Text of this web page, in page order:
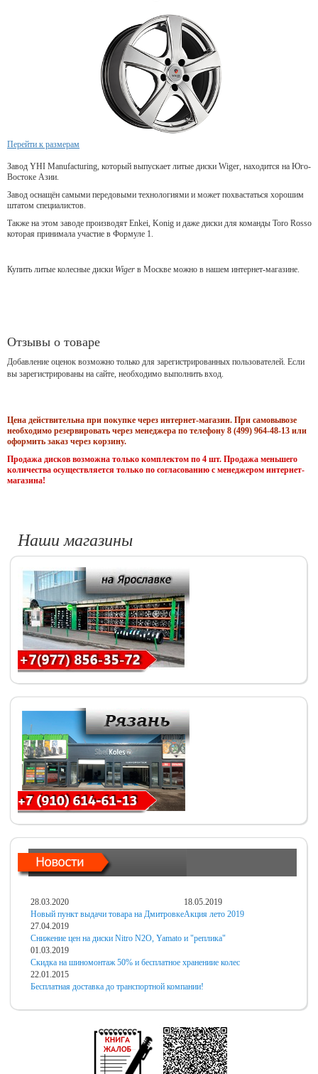
Перейти к размерам
Завод YHI Manufacturing, который выпускает литые диски Wiger, находится на Юго-
Востоке Азии.
Завод оснащён самыми передовыми технологиями и может похвастаться хорошим
штатом специалистов.
Также на этом заводе производят Enkei, Konig и даже диски для команды Toro Rosso
которая принимала участие в Формуле 1.
Купить литые колесные диски Wiger в Москве можно в нашем интернет-магазине.
Отзывы о товаре
Добавление оценок возможно только для зарегистрированных пользователей. Если
вы зарегистрированы на сайте, необходимо выполнить вход.
Цена действительна при покупке через интернет-магазин. При самовывозе
необходимо резервировать через менеджера по телефону 8 (499) 964-48-13 или
оформить заказ через корзину.
Продажа дисков возможна только комплектом по 4 шт. Продажа меньшего
количества осуществляется только по согласованию с менеджером интернет-
магазина!
Наши магазины
28.03.2020
Новый пункт выдачи товара на Дмитровке
18.05.2019
Акция лето 2019
27.04.2019
Снижение цен на диски Nitro N2O, Yamato и "реплика"
01.03.2019
Скидка на шиномонтаж 50% и бесплатное хранениие колес
22.01.2015
Бесплатная доставка до транспортной компании!